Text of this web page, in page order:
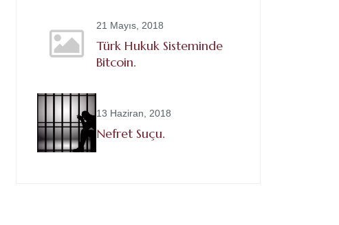
21 Mayıs, 2018
Türk Hukuk Sisteminde
Bitcoin.
13 Haziran, 2018
Nefret Suçu.